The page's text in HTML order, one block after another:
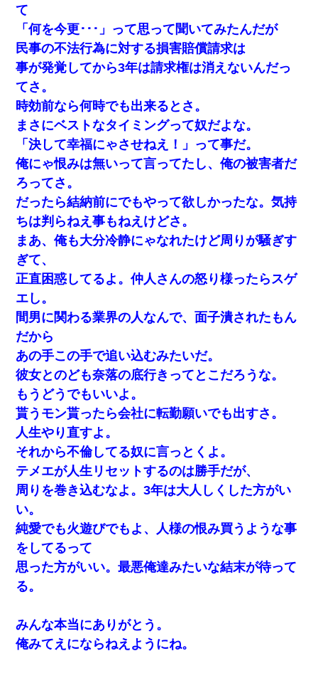
て
「何を今更･･･」って思って聞いてみたんだが
民事の不法行為に対する損害賠償請求は
事が発覚してから3年は請求権は消えないんだっ
てさ。
時効前なら何時でも出来るとさ。
まさにベストなタイミングって奴だよな。
「決して幸福にゃさせねえ！」って事だ。
俺にゃ恨みは無いって言ってたし、俺の被害者だ
ろってさ。
だったら結納前にでもやって欲しかったな。気持
ちは判らねえ事もねえけどさ。
まあ、俺も大分冷静にゃなれたけど周りが騒ぎす
ぎて、
正直困惑してるよ。仲人さんの怒り様ったらスゲ
エし。
間男に関わる業界の人なんで、面子潰されたもん
だから
あの手この手で追い込むみたいだ。
彼女とのども奈落の底行きってとこだろうな。
もうどうでもいいよ。
貰うモン貰ったら会社に転勤願いでも出すさ。
人生やり直すよ。
それから不倫してる奴に言っとくよ。
テメエが人生リセットするのは勝手だが、
周りを巻き込むなよ。3年は大人しくした方がい
い。
純愛でも火遊びでもよ、人様の恨み買うような事
をしてるって
思った方がいい。最悪俺達みたいな結末が待って
る。
みんな本当にありがとう。
俺みてえにならねえようにね。